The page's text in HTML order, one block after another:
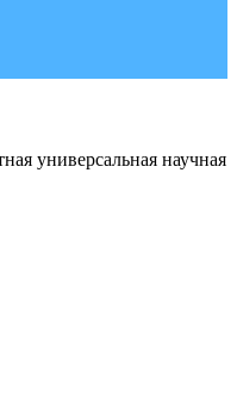
универсальная научная